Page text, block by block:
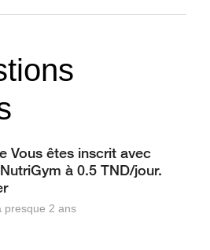
Vous êtes inscrit avec
à 0.5 TND/jour.
presque 2 ans